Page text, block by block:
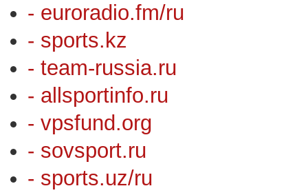
- euroradio.fm/ru
- sports.kz
- team-russia.ru
- allsportinfo.ru
- vpsfund.org
- sovsport.ru
- sports.uz/ru